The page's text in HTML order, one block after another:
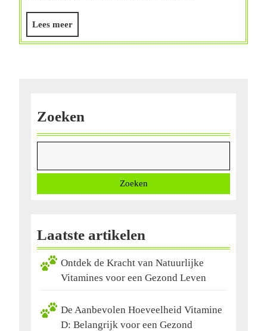
Lees meerLees
meer
Zoeken
Zoeken
Laatste artikelen
Ontdek de Kracht van Natuurlijke
Vitamines voor een Gezond Leven
De Aanbevolen Hoeveelheid Vitamine
D: Belangrijk voor een Gezond